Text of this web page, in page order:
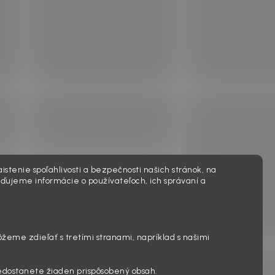
spoľahlivosti a bezpečnosti našich stránok, na
informácie o používateľoch, ich správaní a
zdieľať s tretími stranami, napríklad s našimi
žiaden prispôsobený obsah.